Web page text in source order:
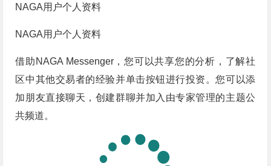
NAGA用户个人资料
NAGA用户个人资料
借助NAGA Messenger，您可以共享您的分析，了解社
区中其他交易者的经验并单击按钮进行投资。您可以添
加朋友直接聊天，创建群聊并加入由专家管理的主题公
共频道。